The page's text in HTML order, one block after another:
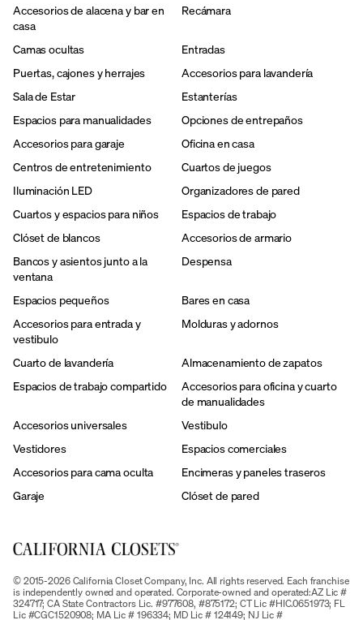
Accesorios de alacena y bar en
casa
Recámara
Camas ocultas
Entradas
Puertas, cajones y herrajes
Accesorios para lavandería
Sala de Estar
Estanterías
Espacios para manualidades
Opciones de entrepaños
Accesorios para garaje
Oficina en casa
Centros de entretenimiento
Cuartos de juegos
Iluminación LED
Organizadores de pared
Cuartos y espacios para niños
Espacios de trabajo
Clóset de blancos
Accesorios de armario
Bancos y asientos junto a la
ventana
Despensa
Espacios pequeños
Bares en casa
Accesorios para entrada y
vestibulo
Molduras y adornos
Cuarto de lavandería
Almacenamiento de zapatos
Espacios de trabajo compartido
Accesorios para oficina y cuarto
de manualidades
Accesorios universales
Vestibulo
Vestidores
Espacios comerciales
Accesorios para cama oculta
Encimeras y paneles traseros
Garaje
Clóset de pared
© 2015-2026 California Closet Company, Inc. All rights reserved. Each franchise
is independently owned and operated. Corporate-owned and operated:AZ Lic #
324717; CA State Contractors Lic. #977608, #875172; CT Lic #HIC.0651973; FL
Lic #CGC1520908; MA Lic # 196334; MD Lic # 124149; NJ Lic #